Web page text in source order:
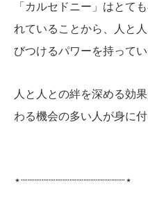
「カルセドニー」はとて
れていることから、人と
びつけるパワーを持ってい
人と人との絆を深める効
わる機会の多い人が身に
⋆┈┈┈┈┈┈┈┈┈┈┈┈┈┈┈⋆